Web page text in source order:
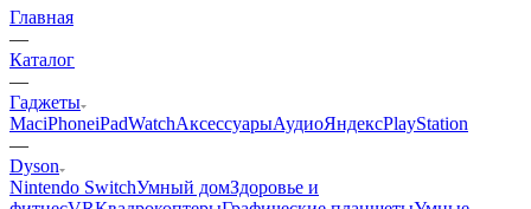
Главная
—
Каталог
—
Гаджеты
MaciPhoneiPadWatchАксессуарыАудиоЯндексPlayStation
—
Dyson
Nintendo SwitchУмный домЗдоровье и